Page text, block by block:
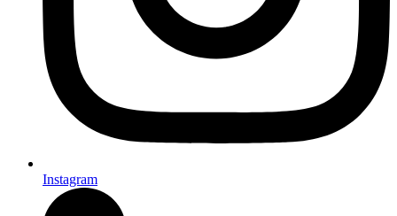
Instagram